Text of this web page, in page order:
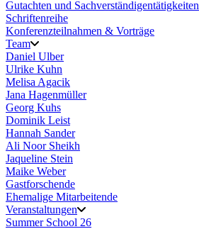
Gutachten und Sachverständigentätigkeiten
Schriftenreihe
Konferenzteilnahmen & Vorträge
Team
Daniel Ulber
Ulrike Kuhn
Melisa Agacik
Jana Hagenmüller
Georg Kuhs
Dominik Leist
Hannah Sander
Ali Noor Sheikh
Jaqueline Stein
Maike Weber
Gastforschende
Ehemalige Mitarbeitende
Veranstaltungen
Summer School 26